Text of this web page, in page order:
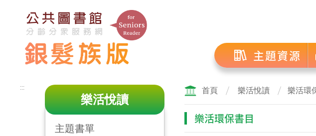
主題資源
:::
樂活悅讀
主題書單
首頁 樂活悅讀 樂活環
樂活環保書目